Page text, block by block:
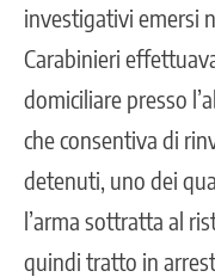
investigativi emersi
Carabinieri
domiciliare presso
che consentiva di
detenuti, uno dei
l’arma sottratta al
quindi tratto in